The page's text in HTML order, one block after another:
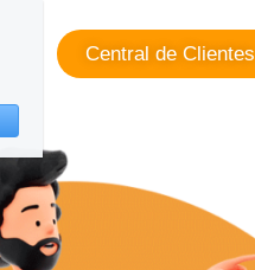
Central de Clientes